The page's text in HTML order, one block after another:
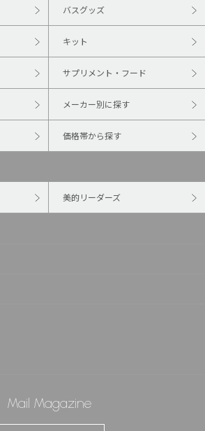
バスグッズ
キット
サプリメント・フード
メーカー別に探す
価格帯から探す
美的リーダーズ
Mail Magazine